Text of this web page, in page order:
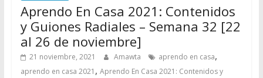
Aprendo En Casa 2021: Contenidos
y Guiones Radiales – Semana 32 [22
al 26 de noviembre]
21 noviembre, 2021 Amawta aprendo en casa,
aprendo en casa 2021 , Aprendo En Casa 2021: Contenidos y